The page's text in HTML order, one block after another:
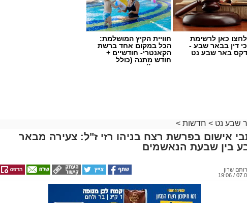
סורוקה
הרפואי האוניברסיטאי סורוקה מקבוצת כללית הודיע על מינויו של פרופ'
גולדברט למנהל בית החולים סבן לילדים. פרופ' גולדברט נכנס לנעליו של
כאן לרשימת
דין בבאר שבע -
באר שבע נט
חוויית הקיץ המושלמת:
הכל במקום אחד ברשת
הקאנטרי- חודשיים +
חודש מתנה (כולל
החגים!)
שבע נט > חדשות >
אישום בפרשת רצח בניהו רזי ז"ל: צעירה מבאר
בין שבעת הנאשמים
רותם שרון